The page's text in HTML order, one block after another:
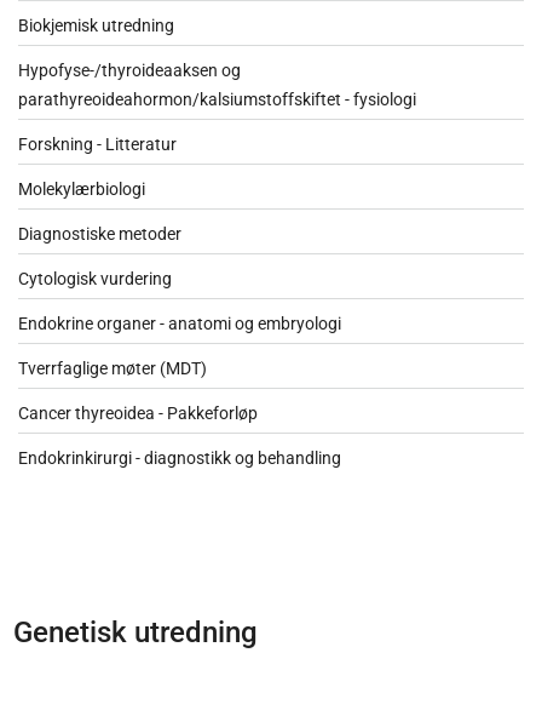
Biokjemisk utredning
Hypofyse-/thyroideaaksen og
parathyreoideahormon/kalsiumstoffskiftet - fysiologi
Forskning - Litteratur
Molekylærbiologi
Diagnostiske metoder
Cytologisk vurdering
Endokrine organer - anatomi og embryologi
Tverrfaglige møter (MDT)
Cancer thyreoidea - Pakkeforløp
Endokrinkirurgi - diagnostikk og behandling
Genetisk utredning